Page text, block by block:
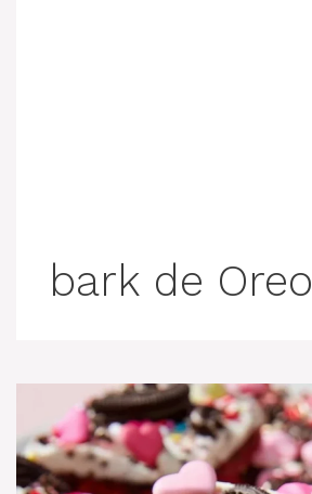
bark de Oreo